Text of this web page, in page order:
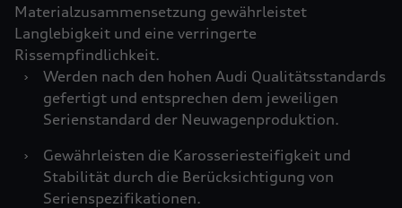
Materialzusammensetzung gewährleistet
Langlebigkeit und eine verringerte
Rissempfindlichkeit.
›
Werden nach den hohen Audi Qualitätsstandards
gefertigt und entsprechen dem jeweiligen
Serienstandard der Neuwagenproduktion.
›
Gewährleisten die Karosseriesteifigkeit und
Stabilität durch die Berücksichtigung von
Serienspezifikationen.